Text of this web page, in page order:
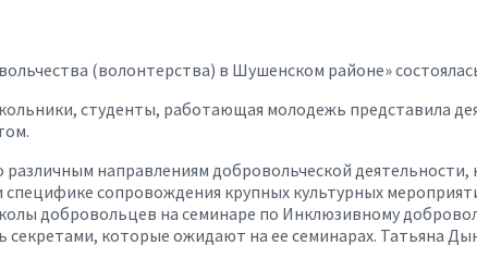
(волонтерства) в Шушенском районе» состоялась
студенты, работающая молодежь представила
направлениям добровольческой
специфике сопровождения крупных культурных
добровольцев на семинаре по Инклюзивному
которые ожидают на ее семинарах. Татьяна